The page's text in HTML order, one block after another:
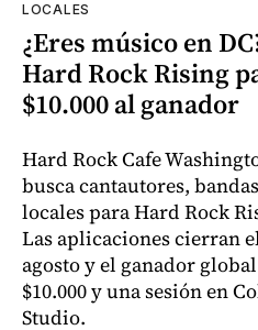
LOCALES
¿Eres músico en
Hard Rock Rising
$10.000 al ganador
Hard Rock Cafe
busca cantautores,
locales para Hard Rock
Las aplicaciones cierran
agosto y el ganador
$10.000 y una sesión en
Studio.